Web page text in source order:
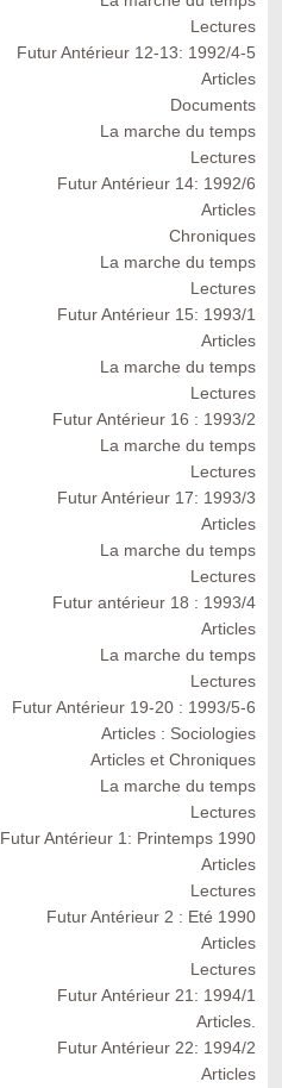
Lectures
Futur Antérieur 12-13: 1992/4-5
Articles
Documents
La marche du temps
Lectures
Futur Antérieur 14: 1992/6
Articles
Chroniques
La marche du temps
Lectures
Futur Antérieur 15: 1993/1
Articles
La marche du temps
Lectures
Futur Antérieur 16 : 1993/2
La marche du temps
Lectures
Futur Antérieur 17: 1993/3
Articles
La marche du temps
Lectures
Futur antérieur 18 : 1993/4
Articles
La marche du temps
Lectures
Futur Antérieur 19-20 : 1993/5-6
Articles : Sociologies
Articles et Chroniques
La marche du temps
Lectures
Futur Antérieur 1: Printemps 1990
Articles
Lectures
Futur Antérieur 2 : Eté 1990
Articles
Lectures
Futur Antérieur 21: 1994/1
Articles.
Futur Antérieur 22: 1994/2
Articles